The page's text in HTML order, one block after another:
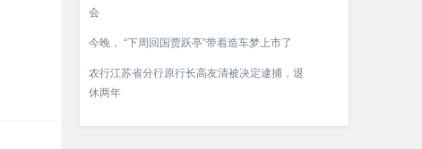
会
今晚， “下周回国贾跃亭”带着造车梦上市了
农行江苏省分行原行长高友清被决定逮捕，退
休两年